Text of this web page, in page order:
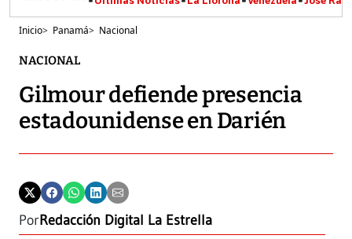
Inicio> Panamá> Nacional
NACIONAL
Gilmour defiende presencia
estadounidense en Darién
PorRedacción Digital La Estrella